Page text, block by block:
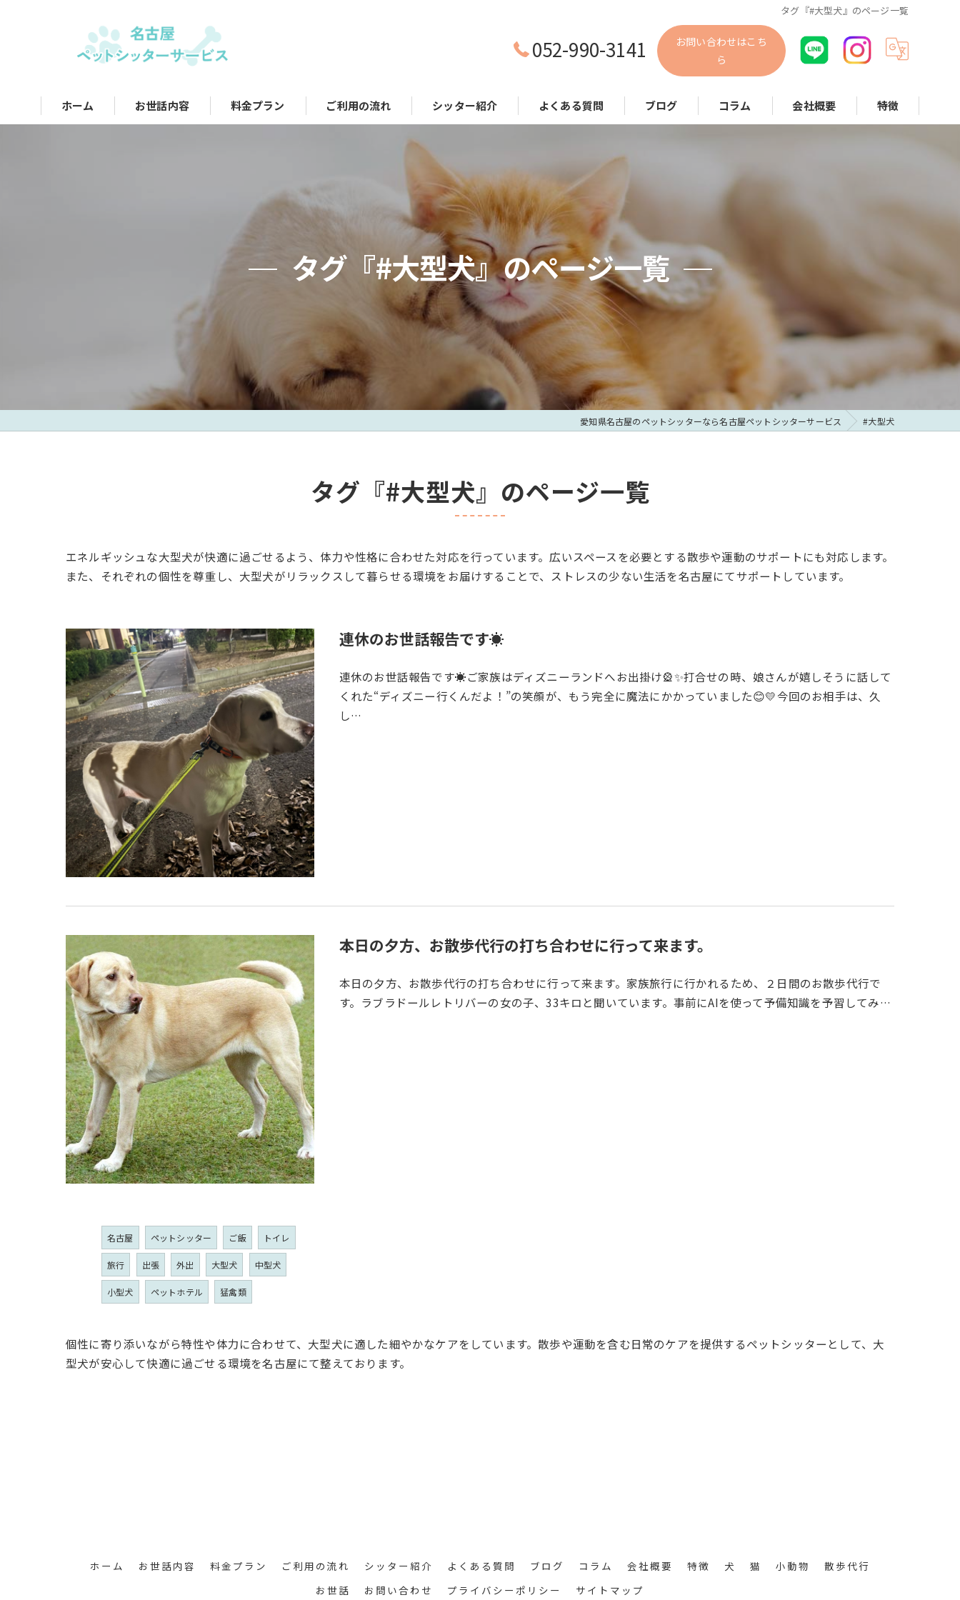
タグ『#大型犬』のページ一覧
052-990-3141
お問い合わせはこち
ら
ホーム お世話内容 料金プラン ご利用の流れ シッター紹介 よくある質問 ブログ コラム 会社概要 特徴
お世話
タグ『#大型犬』のページ一覧
愛知県名古屋のペットシッターなら名古屋ペットシッターサービス #大型犬
タグ『#大型犬』のページ一覧
エネルギッシュな大型犬が快適に過ごせるよう、体力や性格に合わせた対応を行っています。広いスペースを必要とする散歩や運動のサポートにも対応します。
また、それぞれの個性を尊重し、大型犬がリラックスして暮らせる環境をお届けすることで、ストレスの少ない生活を名古屋にてサポートしています。
連休のお世話報告です☀️
連休のお世話報告です☀️ご家族はディズニーランドへお出掛け🎡✨打合せの時、娘さんが嬉しそうに話して
くれた“ディズニー行くんだよ！”の笑顔が、もう完全に魔法にかかっていました😊💛今回のお相手は、久
し…
本日の夕方、お散歩代行の打ち合わせに行って来ます。
本日の夕方、お散歩代行の打ち合わせに行って来ます。家族旅行に行かれるため、２日間のお散歩代行で
す。ラブラドールレトリバーの女の子、33キロと聞いています。事前にAIを使って予備知識を予習してみ…
名古屋 ペットシッター ご飯 トイレ
旅行 出張 外出 大型犬 中型犬
小型犬 ペットホテル 猛禽類
個性に寄り添いながら特性や体力に合わせて、大型犬に適した細やかなケアをしています。散歩や運動を含む日常のケアを提供するペットシッターとして、大
型犬が安心して快適に過ごせる環境を名古屋にて整えております。
ホーム お世話内容 料金プラン ご利用の流れ シッター紹介 よくある質問 ブログ コラム 会社概要 特徴 犬 猫 小動物
散歩代行
お世話
お問い合わせ プライバシーポリシー サイトマップ